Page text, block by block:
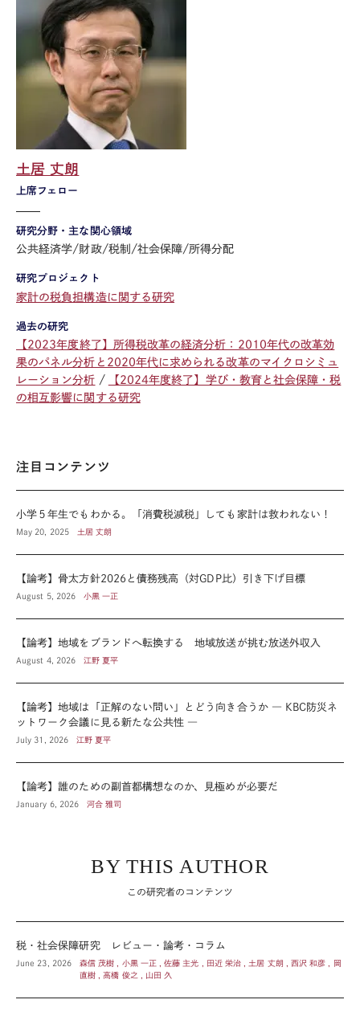
上席フェロー
土居 丈朗
研究分野・主な関心領域
公共経済学/財政/税制/社会保障/所得分配
研究プロジェクト
家計の税負担構造に関する研究
過去の研究
【2023年度終了】所得税改革の経済分析：2010年代の改革効
果のパネル分析と2020年代に求められる改革のマイクロシミュ
レーション分析
【2024年度終了】学び・教育と社会保障・税
の相互影響に関する研究
注目コンテンツ
小学５年生でもわかる。「消費税減税」しても家計は救われない！
May 20, 2025 土居 丈朗
【論考】骨太方針2026と債務残高（対GDP比）引き下げ目標
August 5, 2026 小黒 一正
【論考】地域をブランドへ転換する 地域放送が挑む放送外収入
August 4, 2026 江野 夏平
【論考】地域は「正解のない問い」とどう向き合うか ― KBC防災ネ
ットワーク会議に見る新たな公共性 ―
July 31, 2026 江野 夏平
【論考】誰のための副首都構想なのか、見極めが必要だ
January 6, 2026 河合 雅司
BY THIS AUTHOR
この研究者のコンテンツ
税・社会保障研究 レビュー・論考・コラム
June 23, 2026
森信 茂樹 , 小黒 一正 , 佐藤 主光 , 田近 栄治 , 土居 丈朗 , 西沢 和彦 , 岡
直樹 , 高橋 俊之 , 山田 久